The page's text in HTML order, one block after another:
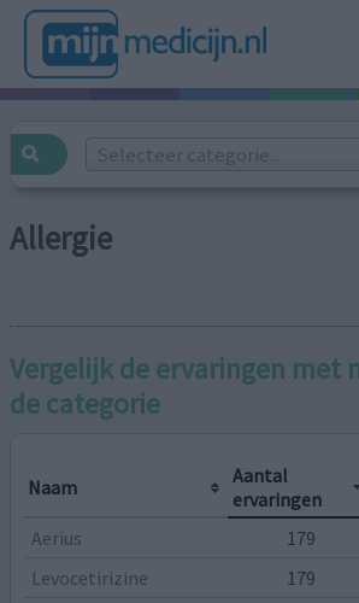
Selecteer categorie...
Allergie
Vergelijk de ervaringen met
de categorie
Naam
Aantal
ervaringen
Aerius
179
Levocetirizine
179